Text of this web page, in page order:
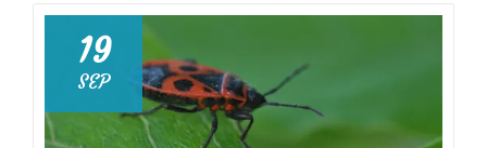
Drôles
19
SEP